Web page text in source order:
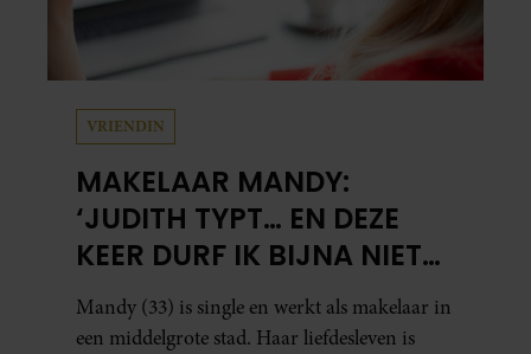
VRIENDIN
MAKELAAR MANDY:
‘JUDITH TYPT… EN DEZE
KEER DURF IK BIJNA NIET
TE LEZEN WAT ER KOMT’
Mandy (33) is single en werkt als makelaar in
een middelgrote stad. Haar liefdesleven is